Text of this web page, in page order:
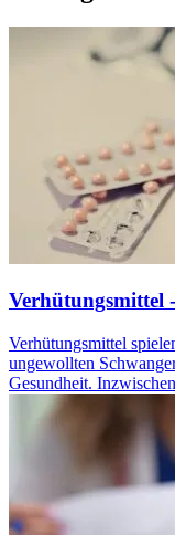
Verhütungsmittel
Verhütungsmittel
ungewollten
Gesundheit.